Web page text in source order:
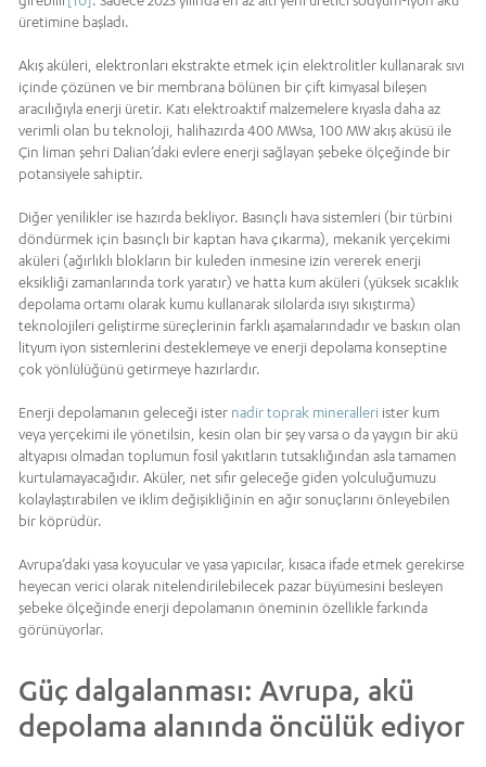
üretimine başladı.
Akış aküleri, elektronları ekstrakte etmek için elektrolitler kullanarak sıvı
içinde çözünen ve bir membrana bölünen bir çift kimyasal bileşen
aracılığıyla enerji üretir. Katı elektroaktif malzemelere kıyasla daha az
verimli olan bu teknoloji, halihazırda 400 MWsa, 100 MW akış aküsü ile
Çin liman şehri Dalian’daki evlere enerji sağlayan şebeke ölçeğinde bir
potansiyele sahiptir.
Diğer yenilikler ise hazırda bekliyor. Basınçlı hava sistemleri (bir türbini
döndürmek için basınçlı bir kaptan hava çıkarma), mekanik yerçekimi
aküleri (ağırlıklı blokların bir kuleden inmesine izin vererek enerji
eksikliği zamanlarında tork yaratır) ve hatta kum aküleri (yüksek sıcaklık
depolama ortamı olarak kumu kullanarak silolarda ısıyı sıkıştırma)
teknolojileri geliştirme süreçlerinin farklı aşamalarındadır ve baskın olan
lityum iyon sistemlerini desteklemeye ve enerji depolama konseptine
çok yönlülüğünü getirmeye hazırlardır.
Enerji depolamanın geleceği ister nadir toprak mineralleri ister kum
veya yerçekimi ile yönetilsin, kesin olan bir şey varsa o da yaygın bir akü
altyapısı olmadan toplumun fosil yakıtların tutsaklığından asla tamamen
kurtulamayacağıdır. Aküler, net sıfır geleceğe giden yolculuğumuzu
kolaylaştırabilen ve iklim değişikliğinin en ağır sonuçlarını önleyebilen
bir köprüdür.
Avrupa’daki yasa koyucular ve yasa yapıcılar, kısaca ifade etmek gerekirse
heyecan verici olarak nitelendirilebilecek pazar büyümesini besleyen
şebeke ölçeğinde enerji depolamanın öneminin özellikle farkında
görünüyorlar.
Güç dalgalanması: Avrupa, akü
depolama alanında öncülük ediyor